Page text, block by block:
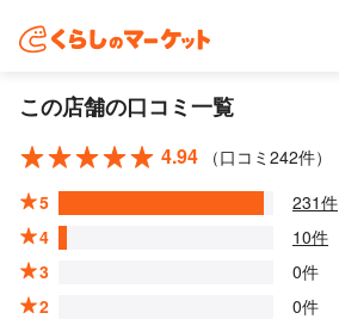
この店舗の口コミ一覧
4.94
（口コミ242件）
5
231件
4
10件
3
0件
2
0件